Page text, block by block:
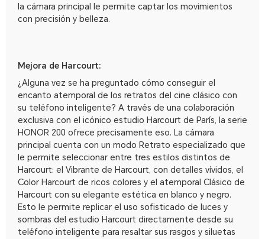
la cámara principal le permite captar los movimientos
con precisión y belleza.
Mejora de Harcourt:
¿Alguna vez se ha preguntado cómo conseguir el
encanto atemporal de los retratos del cine clásico con
su teléfono inteligente? A través de una colaboración
exclusiva con el icónico estudio Harcourt de París, la serie
HONOR 200 ofrece precisamente eso. La cámara
principal cuenta con un modo Retrato especializado que
le permite seleccionar entre tres estilos distintos de
Harcourt: el Vibrante de Harcourt, con detalles vívidos, el
Color Harcourt de ricos colores y el atemporal Clásico de
Harcourt con su elegante estética en blanco y negro.
Esto le permite replicar el uso sofisticado de luces y
sombras del estudio Harcourt directamente desde su
teléfono inteligente para resaltar sus rasgos y siluetas